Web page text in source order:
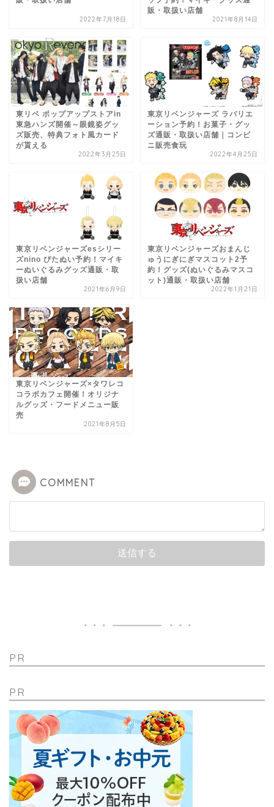
2022年7月18日
販・取扱い店舗
2021年8月14日
東リベ ポップアップストアin
東急ハンズ開催～眼鏡姿グッ
ズ販売、特典フォト風カード
が貰える
2022年3月25日
東京リベンジャーズ ラバリエ
ーション予約！お菓子・グッ
ズ通販・取扱い店舗｜コンビ
ニ販売食玩
2022年4月25日
東京リベンジャーズesシリー
ズnino ぴたぬい予約！マイキ
ーぬいぐるみグッズ通販・取
扱い店舗
2021年6月9日
東京リベンジャーズおまんじ
ゅうにぎにぎマスコット2予
約！グッズ(ぬいぐるみマスコ
ット)通販・取扱い店舗
2022年1月21日
東京リベンジャーズ×タワレコ
コラボカフェ開催！オリジナ
ルグッズ・フードメニュー販
売
2021年8月5日
COMMENT
PR
PR